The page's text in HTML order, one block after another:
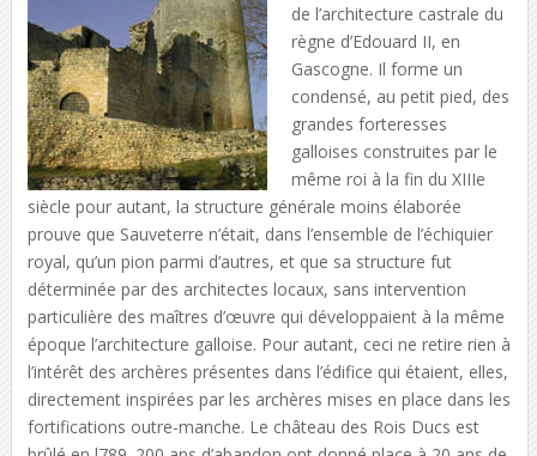
de l’architecture castrale du
règne d’Edouard II, en
Gascogne. Il forme un
condensé, au petit pied, des
grandes forteresses
galloises construites par le
même roi à la fin du XIIIe
siècle pour autant, la structure générale moins élaborée
prouve que Sauveterre n’était, dans l’ensemble de l’échiquier
royal, qu’un pion parmi d’autres, et que sa structure fut
déterminée par des architectes locaux, sans intervention
particulière des maîtres d’œuvre qui développaient à la même
époque l’architecture galloise. Pour autant, ceci ne retire rien à
l’intérêt des archères présentes dans l’édifice qui étaient, elles,
directement inspirées par les archères mises en place dans les
fortifications outre-manche. Le château des Rois Ducs est